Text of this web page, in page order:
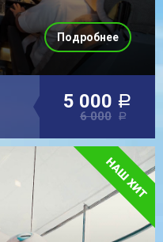
5 000 a
6 000 a
Подробнее